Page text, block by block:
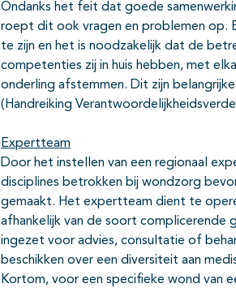
Ondanks het feit dat goede
roept dit ook vragen en problemen op.
te zijn en het is noodzakelijk dat de
competenties zij in huis hebben, met
onderling afstemmen. Dit zijn
(Handreiking
Expertteam
Door het instellen van een regionaal
disciplines betrokken bij wondzorg
gemaakt. Het expertteam dient te
afhankelijk van de soort
ingezet voor advies, consultatie of
beschikken over een diversiteit aan
Kortom, voor een specifieke wond van